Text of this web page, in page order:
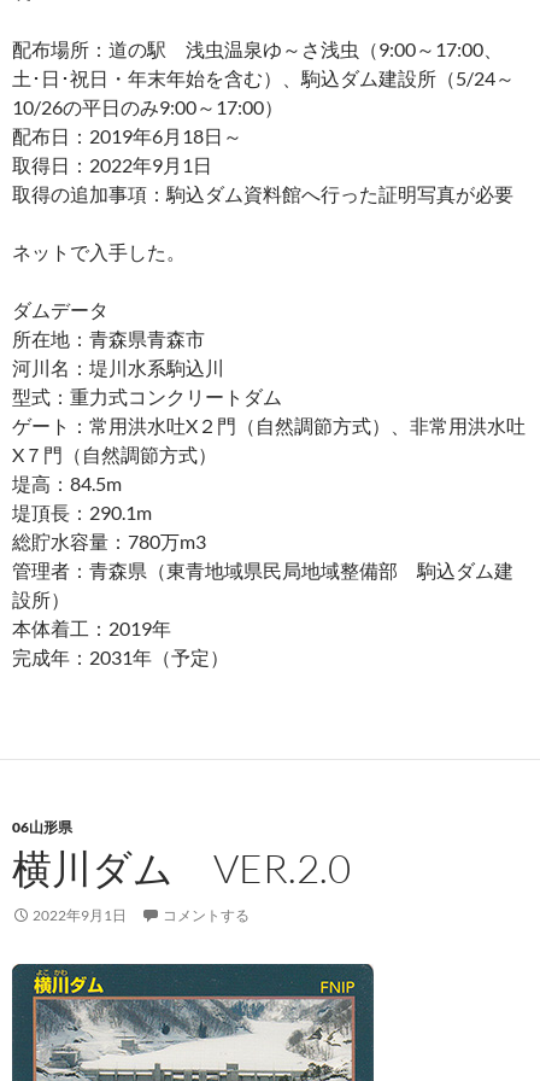
配布場所：道の駅 浅虫温泉ゆ～さ浅虫（9:00～17:00、
土･日･祝日・年末年始を含む）、駒込ダム建設所（5/24～
10/26の平日のみ9:00～17:00）
配布日：2019年6月18日～
取得日：2022年9月1日
取得の追加事項：駒込ダム資料館へ行った証明写真が必要
ネットで入手した。
ダムデータ
所在地：青森県青森市
河川名：堤川水系駒込川
型式：重力式コンクリートダム
ゲート：常用洪水吐X２門（自然調節方式）、非常用洪水吐
X７門（自然調節方式）
堤高：84.5m
堤頂長：290.1m
総貯水容量：780万m3
管理者：青森県（東青地域県民局地域整備部 駒込ダム建
設所）
本体着工：2019年
完成年：2031年（予定）
06山形県
横川ダム VER.2.0
2022年9月1日 コメントする